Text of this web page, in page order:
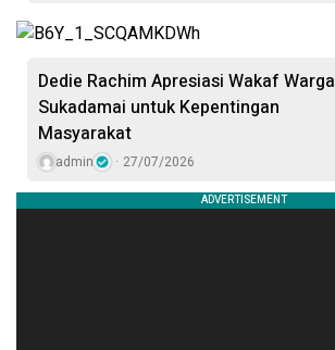
Dedie Rachim Apresiasi Wakaf Warga
Sukadamai untuk Kepentingan
Masyarakat
admin 27/07/2026